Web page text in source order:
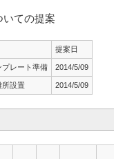
いての提案
提案日
プレート準備 2014/5/09
所設置 2014/5/09